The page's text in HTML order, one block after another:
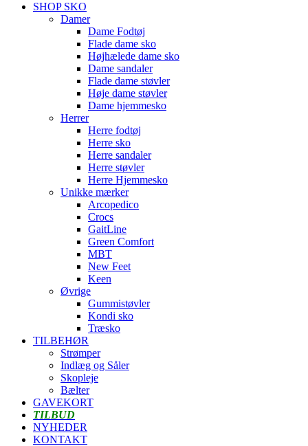
SHOP SKO
Damer
Dame Fodtøj
Flade dame sko
Højhælede dame sko
Dame sandaler
Flade dame støvler
Høje dame støvler
Dame hjemmesko
Herrer
Herre fodtøj
Herre sko
Herre sandaler
Herre støvler
Herre Hjemmesko
Unikke mærker
Arcopedico
Crocs
GaitLine
Green Comfort
MBT
New Feet
Keen
Øvrige
Gummistøvler
Kondi sko
Træsko
TILBEHØR
Strømper
Indlæg og Såler
Skopleje
Bælter
GAVEKORT
TILBUD
NYHEDER
KONTAKT